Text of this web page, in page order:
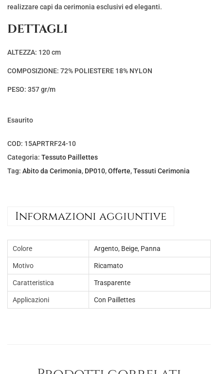
e
z
z
o
r
i
a
l
e
a
€
8
5
0
.
e
t
e
è
:
,
0
.
realizzare capi da cerimonia esclusivi ed eleganti.
DETTAGLI
ALTEZZA: 120 cm
COMPOSIZIONE: 72% POLIESTERE 18% NYLON
PESO: 357 gr/m
Esaurito
COD: 15APRTRF24-10
Categoria: Tessuto Paillettes
Tag: Abito da Cerimonia, DP010,Offerte,Tessuti Cerimonia
Informazioni aggiuntive
Colore Argento, Beige, Panna
Motivo Ricamato
Caratteristica Trasparente
Applicazioni Con Paillettes